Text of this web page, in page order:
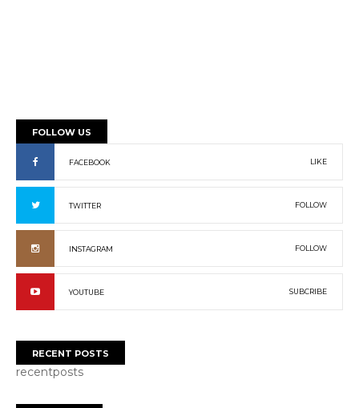
FOLLOW US
FACEBOOK LIKE
TWITTER FOLLOW
INSTAGRAM FOLLOW
YOUTUBE SUBCRIBE
RECENT POSTS
recentposts